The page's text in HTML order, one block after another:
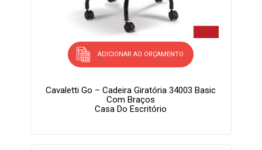
ADICIONAR AO ORÇAMENTO
Cavaletti Go – Cadeira Giratória 34003 Basic
Com Braços
Casa Do Escritório